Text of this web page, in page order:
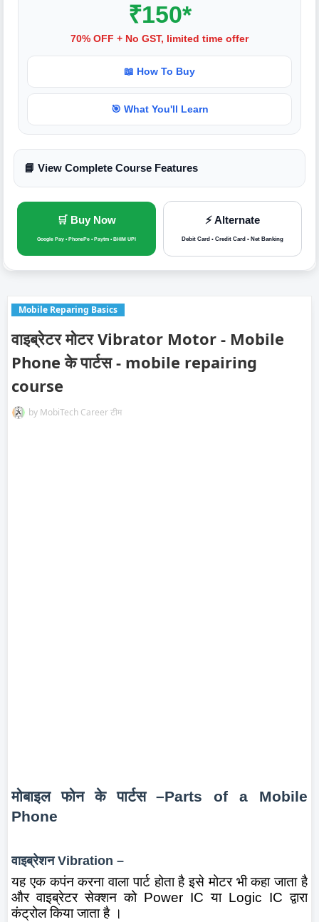
₹150*
70% OFF + No GST, limited time offer
📖 How To Buy
🎯 What You'll Learn
📘 View Complete Course Features
🛒 Buy Now
Google Pay • PhonePe • Paytm • BHIM UPI
⚡ Alternate
Debit Card • Credit Card • Net Banking
Mobile Reparing Basics
वाइब्रेटर मोटर Vibrator Motor - Mobile
Phone के पार्टस - mobile repairing
course
by MobiTech Career टीम
मोबाइल फोन के पार्टस –Parts of a Mobile
Phone
वाइब्रेशन Vibration –
यह एक कपंन करना वाला पार्ट होता है इसे मोटर भी कहा जाता है
और वाइब्रेटर सेक्शन को Power IC या Logic IC द्वारा
कंट्रोल किया जाता है ।